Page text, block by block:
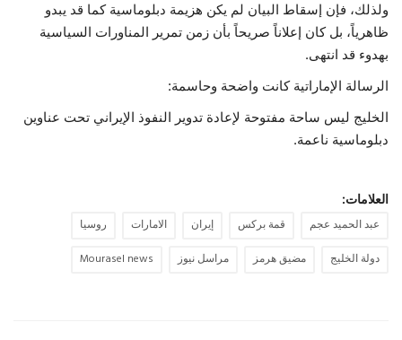
ولذلك، فإن إسقاط البيان لم يكن هزيمة دبلوماسية كما قد يبدو
ظاهرياً، بل كان إعلاناً صريحاً بأن زمن تمرير المناورات السياسية
بهدوء قد انتهى.
الرسالة الإماراتية كانت واضحة وحاسمة:
الخليج ليس ساحة مفتوحة لإعادة تدوير النفوذ الإيراني تحت عناوين
دبلوماسية ناعمة.
العلامات:
عبد الحميد عجم قمة بركس إيران الامارات
روسيا
دولة الخليج
مضيق هرمز مراسل نيوز Mourasel news